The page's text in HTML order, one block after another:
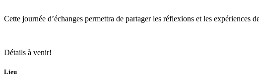
Cette journée d’échanges permettra de partager les réflexions et les expériences
Détails à venir!
Lieu